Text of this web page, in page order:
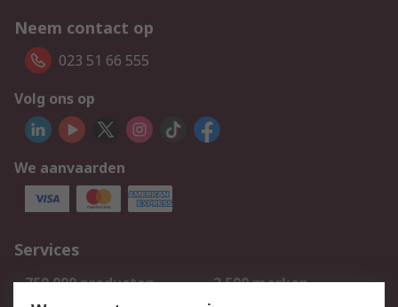
Neem contact op
023 51 66 555
Volg ons op
We aanvaarden
Services
750.000 producten
2.500 merken